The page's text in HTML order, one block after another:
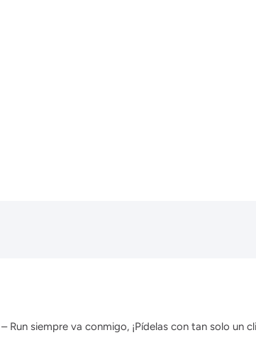
siempre va conmigo, ¡Pídelas con tan solo un